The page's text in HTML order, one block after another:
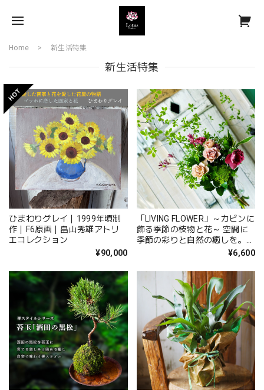
Home 新生活特集
新生活特集
ひまわりグレイ｜1999年頃制
作｜F6原画｜畠山秀雄アトリ
エコレクション
¥90,000
「LIVING FLOWER」～カビンに
飾る季節の枝物と花～ 空間に
季節の彩りと自然の癒しを。オ
フィス・店舗・医院・サロン・
ホテル・レストランなどのビジ
ネス空間の装飾にも最適。
¥6,600